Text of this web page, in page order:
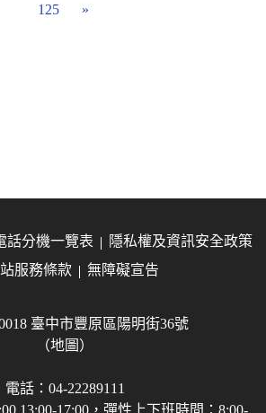
125 »
話分機一覽表
隱私權及資訊安全政策
服務條款
無障礙宣告
臺中市豐原區陽明街36號
（地圖）
電話：04-22289111